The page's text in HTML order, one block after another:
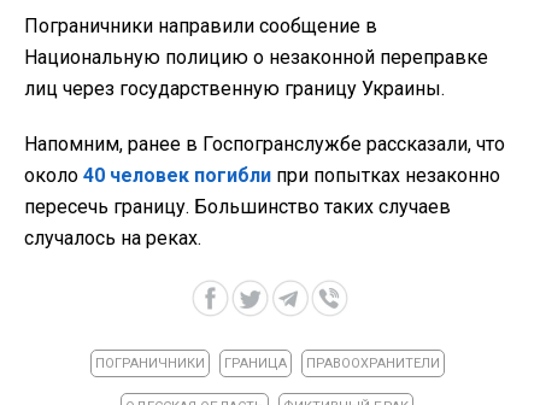
Пограничники направили сообщение в
Национальную полицию о незаконной переправке
лиц через государственную границу Украины.
Напомним, ранее в Госпогранслужбе рассказали, что
около 40 человек погибли при попытках незаконно
пересечь границу. Большинство таких случаев
случалось на реках.
ПОГРАНИЧНИКИ ГРАНИЦА ПРАВООХРАНИТЕЛИ